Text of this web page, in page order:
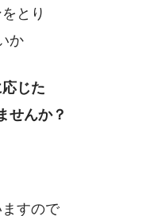
とり
か
じた
せんか？
すので